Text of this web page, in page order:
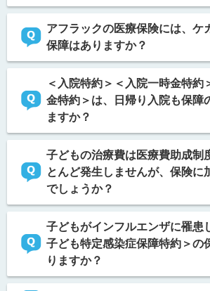
アフラックの医療保険には、ケ
保障はありますか？
＜入院特約＞＜入院一時金特約
金特約＞は、日帰り入院も保障
ますか？
子どもの治療費は医療費助成制
とんど発生しませんが、保険に
でしょうか？
子どもがインフルエンザに罹患
子ども特定感染症保障特約＞の
りますか？